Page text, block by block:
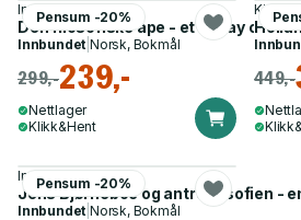
Pensum -20%
Inge S. Kristiansen
Den filosofiske ape - et essay om
Innbundet |Norsk, Bokmål
299,-239,-
Nettlager
Klikk&Hent
Kirsti
449,-
Pensum -20%
Inge S. Kristiansen
Jens Bjørneboe og antroposofien -
Innbundet |Norsk, Bokmål